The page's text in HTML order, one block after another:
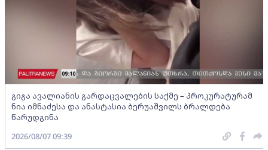
გიგა ავალიანის გარდაცვალების საქმე – პროკურატურამ
ნია იმნაძესა და ანასტასია ბერუაშვილს ბრალდება
წარუდგინა
2026/08/07 09:39